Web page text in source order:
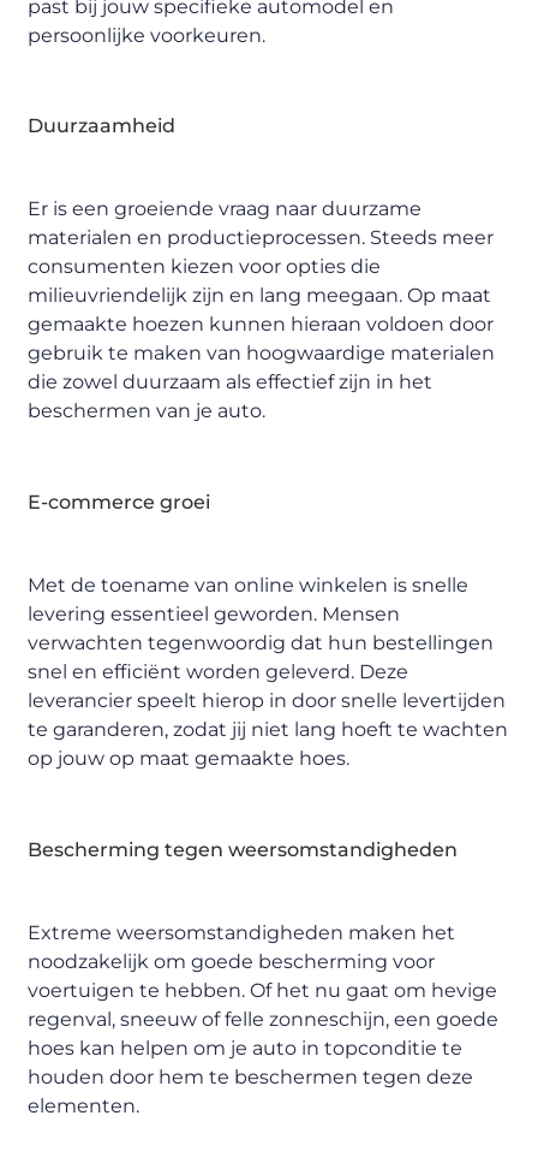
past bij jouw specifieke automodel en
persoonlijke voorkeuren.
Duurzaamheid
Er is een groeiende vraag naar duurzame
materialen en productieprocessen. Steeds meer
consumenten kiezen voor opties die
milieuvriendelijk zijn en lang meegaan. Op maat
gemaakte hoezen kunnen hieraan voldoen door
gebruik te maken van hoogwaardige materialen
die zowel duurzaam als effectief zijn in het
beschermen van je auto.
E-commerce groei
Met de toename van online winkelen is snelle
levering essentieel geworden. Mensen
verwachten tegenwoordig dat hun bestellingen
snel en efficiënt worden geleverd. Deze
leverancier speelt hierop in door snelle levertijden
te garanderen, zodat jij niet lang hoeft te wachten
op jouw op maat gemaakte hoes.
Bescherming tegen weersomstandigheden
Extreme weersomstandigheden maken het
noodzakelijk om goede bescherming voor
voertuigen te hebben. Of het nu gaat om hevige
regenval, sneeuw of felle zonneschijn, een goede
hoes kan helpen om je auto in topconditie te
houden door hem te beschermen tegen deze
elementen.